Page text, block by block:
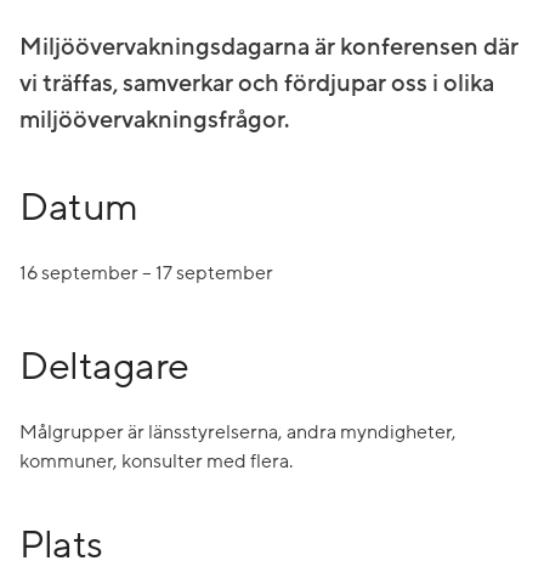
Miljöövervakningsdagarna är konferensen där
vi träffas, samverkar och fördjupar oss i olika
miljöövervakningsfrågor.
Datum
16 september – 17 september
Deltagare
Målgrupper är länsstyrelserna, andra myndigheter,
kommuner, konsulter med flera.
Plats